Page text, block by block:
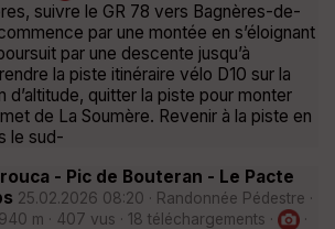
suivre le GR 78 vers Bagnères-de-
par une montée en s’éloignant
par une descente jusqu’à
la piste itinéraire vélo D10 sur la
d’altitude, quitter la piste pour monter
de La Soumère. Revenir à la piste en
le sud-
- Pic de Bouteran - Le Pacte
25.02.2026 08:20 · Randonnée Pédestre ·
m · 407 vus · 18 téléchargements ·
·